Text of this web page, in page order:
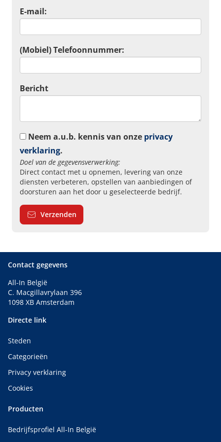
E-mail:
(Mobiel) Telefoonnummer:
Bericht
Neem a.u.b. kennis van onze privacy
verklaring.
Doel van de gegevensverwerking:
Direct contact met u opnemen, levering van onze
diensten verbeteren, opstellen van aanbiedingen of
doorsturen aan het door u geselecteerde bedrijf.
Verzenden
Contact gegevens
All-In België
C. Macgillavrylaan 396
1098 XB Amsterdam
Directe link
Steden
Categorieën
Privacy verklaring
Cookies
Producten
Bedrijfsprofiel All-In België